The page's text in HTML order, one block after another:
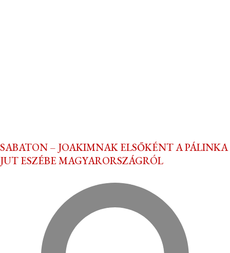
SABATON – JOAKIMNAK ELSŐKÉNT A PÁLINKA
JUT ESZÉBE MAGYARORSZÁGRÓL